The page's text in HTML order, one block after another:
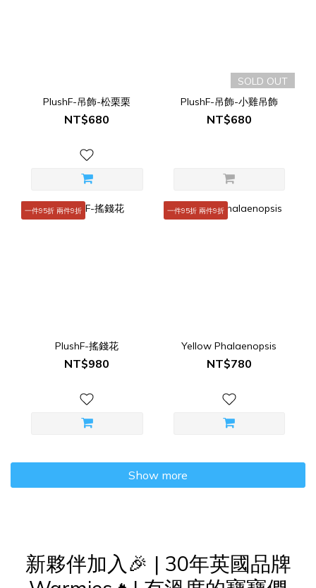
PlushF-吊飾-松栗栗
NT$680
SOLD OUT
PlushF-吊飾-小雞吊飾
NT$680
一件95折 兩件9折
PlushF-搖錢花
NT$980
一件95折 兩件9折
Yellow Phalaenopsis
NT$780
Show more
新夥伴加入🎉 | 30年英國品牌